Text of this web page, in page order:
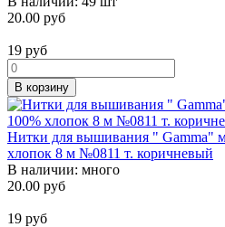
20.00 руб
19 руб
В корзину
Нитки для вышивания " Gamma"
хлопок 8 м №0811 т. коричневый
В наличии: много
20.00 руб
19 руб